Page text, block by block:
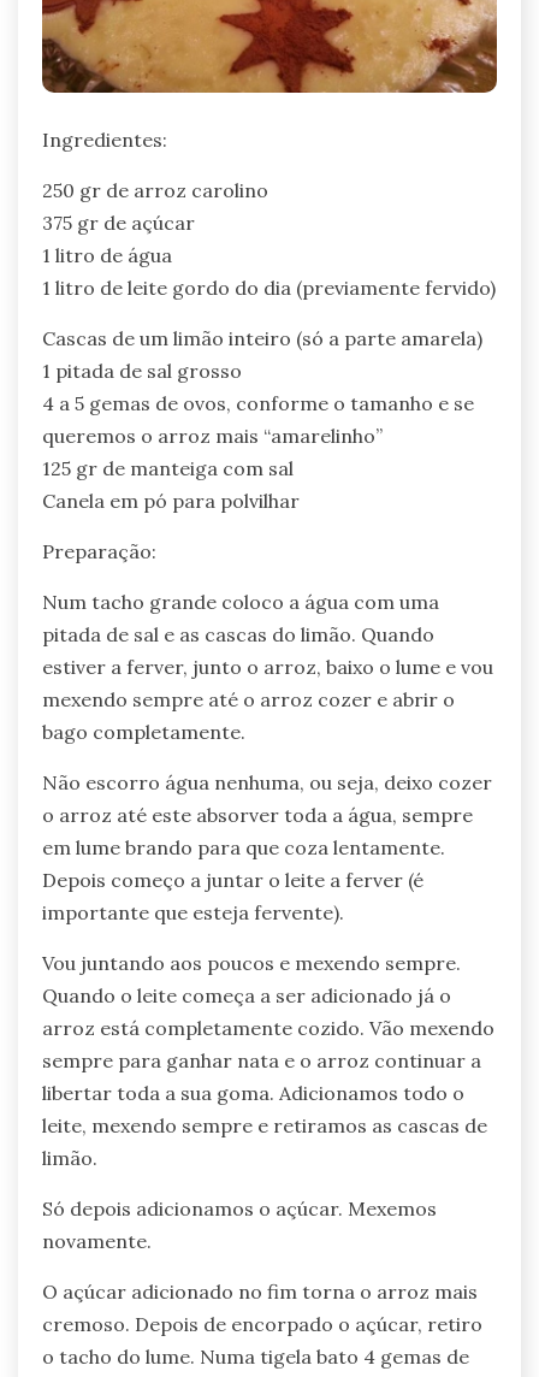
Ingredientes:
250 gr de arroz carolino
375 gr de açúcar
1 litro de água
1 litro de leite gordo do dia (previamente fervido)
Cascas de um limão inteiro (só a parte amarela)
1 pitada de sal grosso
4 a 5 gemas de ovos, conforme o tamanho e se
queremos o arroz mais “amarelinho”
125 gr de manteiga com sal
Canela em pó para polvilhar
Preparação:
Num tacho grande coloco a água com uma
pitada de sal e as cascas do limão. Quando
estiver a ferver, junto o arroz, baixo o lume e vou
mexendo sempre até o arroz cozer e abrir o
bago completamente.
Não escorro água nenhuma, ou seja, deixo cozer
o arroz até este absorver toda a água, sempre
em lume brando para que coza lentamente.
Depois começo a juntar o leite a ferver (é
importante que esteja fervente).
Vou juntando aos poucos e mexendo sempre.
Quando o leite começa a ser adicionado já o
arroz está completamente cozido. Vão mexendo
sempre para ganhar nata e o arroz continuar a
libertar toda a sua goma. Adicionamos todo o
leite, mexendo sempre e retiramos as cascas de
limão.
Só depois adicionamos o açúcar. Mexemos
novamente.
O açúcar adicionado no fim torna o arroz mais
cremoso. Depois de encorpado o açúcar, retiro
o tacho do lume. Numa tigela bato 4 gemas de